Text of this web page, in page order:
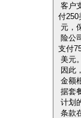
客户
付250
元，
险公
支付
美元。
因此，
金额
据套
计划
条款